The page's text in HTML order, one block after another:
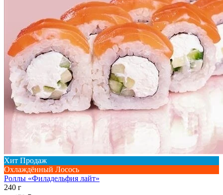
Хит Продаж
Охлаждённый Лосось
Роллы «Филадельфия лайт»
240 г